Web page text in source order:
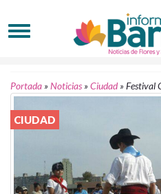
Portada »Noticias »Ciudad»Festival
CIUDAD